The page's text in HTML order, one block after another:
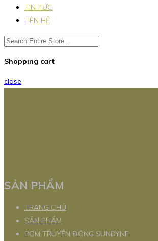
TIN TỨC
LIÊN HỆ
Shopping cart
close
SẢN PHẨM
TRANG CHỦ
SẢN PHẨM
BƠM TRUYỀN ĐỘNG SUNDYNE